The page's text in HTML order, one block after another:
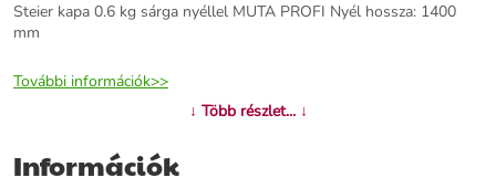
Steier kapa 0.6 kg sárga nyéllel MUTA PROFI Nyél hossza: 1400
mm
További információk>>
↓ Több részlet... ↓
Információk